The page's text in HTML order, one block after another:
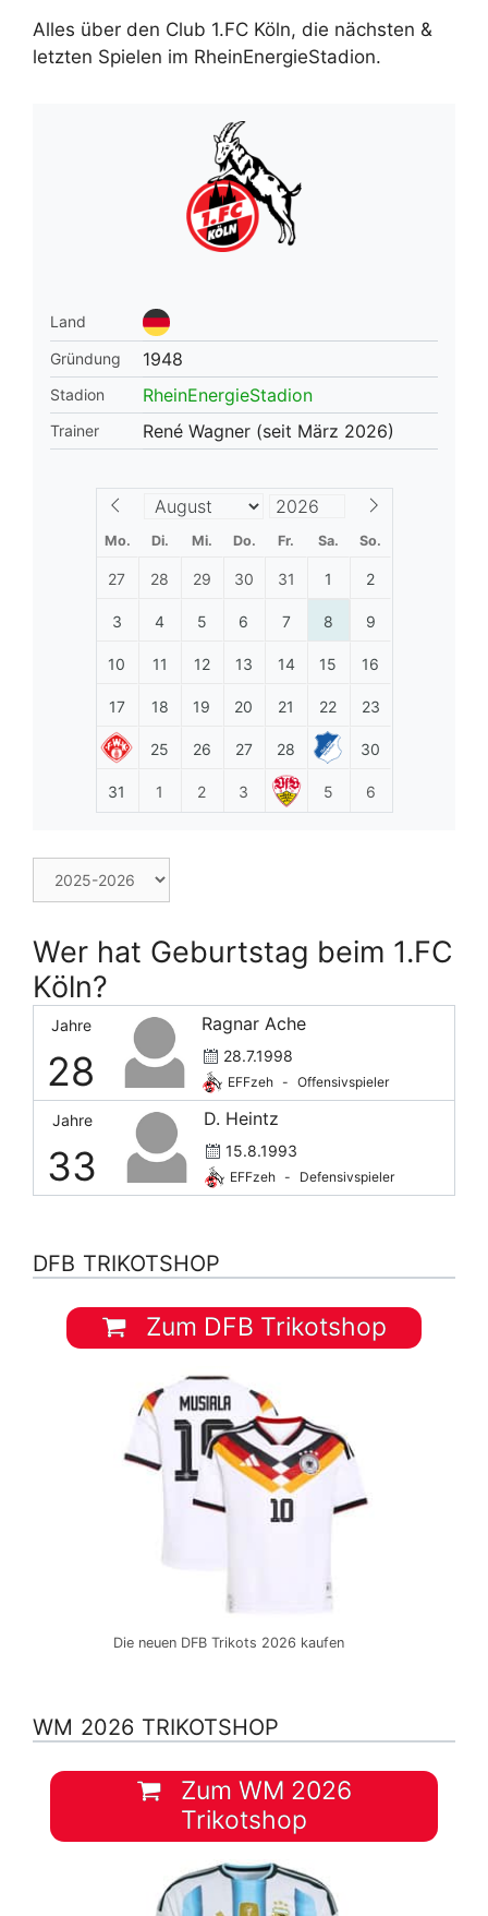
Alles über den Club 1.FC Köln, die nächsten &
letzten Spielen im RheinEnergieStadion.
Land
Gründung
1948
Stadion RheinEnergieStadion
Trainer René Wagner (seit März 2026)
Mo. Di. Mi. Do. Fr. Sa. So.
27 28 29 30 31 1 2
3 4 5 6 7 8 9
10 11 12 13 14 15 16
17 18 19 20 21 22 23
25 26 27 28 30
31 1 2 3 5 6
Wer hat Geburtstag beim 1.FC
Köln?
Jahre
28
Ragnar Ache
28.7.1998
EFFzeh - Offensivspieler
Jahre
33
D. Heintz
15.8.1993
EFFzeh - Defensivspieler
DFB TRIKOTSHOP
Zum DFB Trikotshop
Die neuen DFB Trikots 2026 kaufen
WM 2026 TRIKOTSHOP
Zum WM 2026
Trikotshop